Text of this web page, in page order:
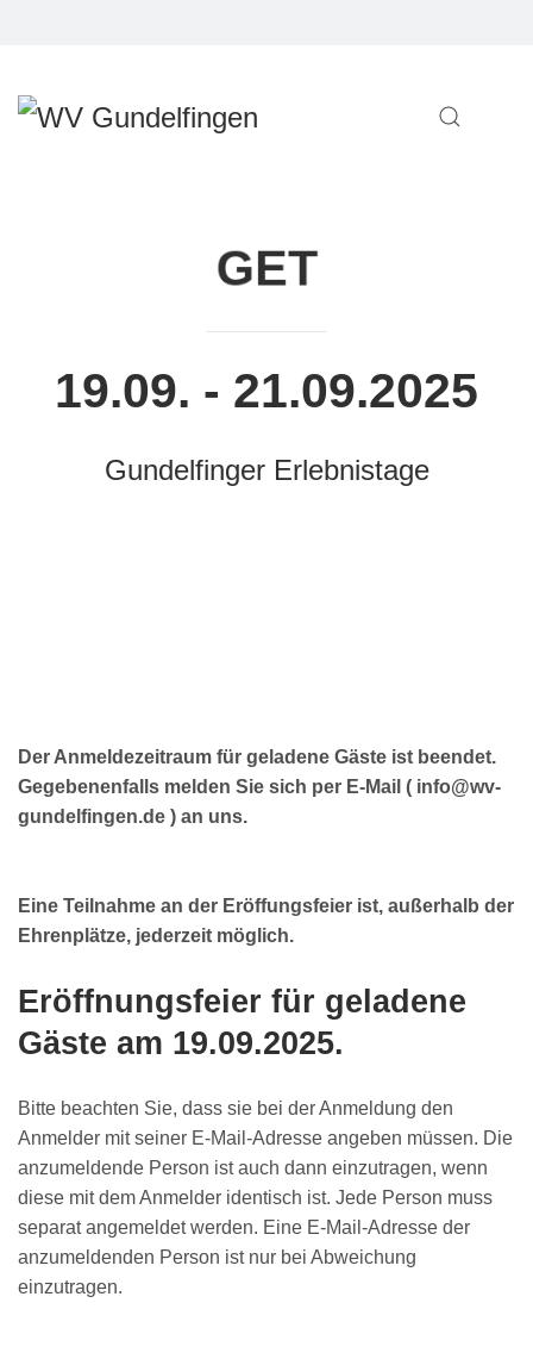
GET
19.09. - 21.09.2025
Gundelfinger Erlebnistage
Der Anmeldezeitraum für geladene Gäste ist beendet.
Gegebenenfalls melden Sie sich per E-Mail ( info@wv-
gundelfingen.de ) an uns.
Eine Teilnahme an der Eröffungsfeier ist, außerhalb der
Ehrenplätze, jederzeit möglich.
Eröffnungsfeier für geladene
Gäste am 19.09.2025.
Bitte beachten Sie, dass sie bei der Anmeldung den
Anmelder mit seiner E-Mail-Adresse angeben müssen. Die
anzumeldende Person ist auch dann einzutragen, wenn
diese mit dem Anmelder identisch ist. Jede Person muss
separat angemeldet werden. Eine E-Mail-Adresse der
anzumeldenden Person ist nur bei Abweichung
einzutragen.